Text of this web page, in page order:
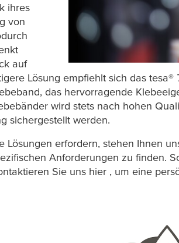
ihres
von
auf
Lösung empfiehlt sich das tesa®
das hervorragende
wird stets nach hohen
sichergestellt werden.
erfordern, stehen Ihnen
Anforderungen zu finden.
Sie uns hier , um eine